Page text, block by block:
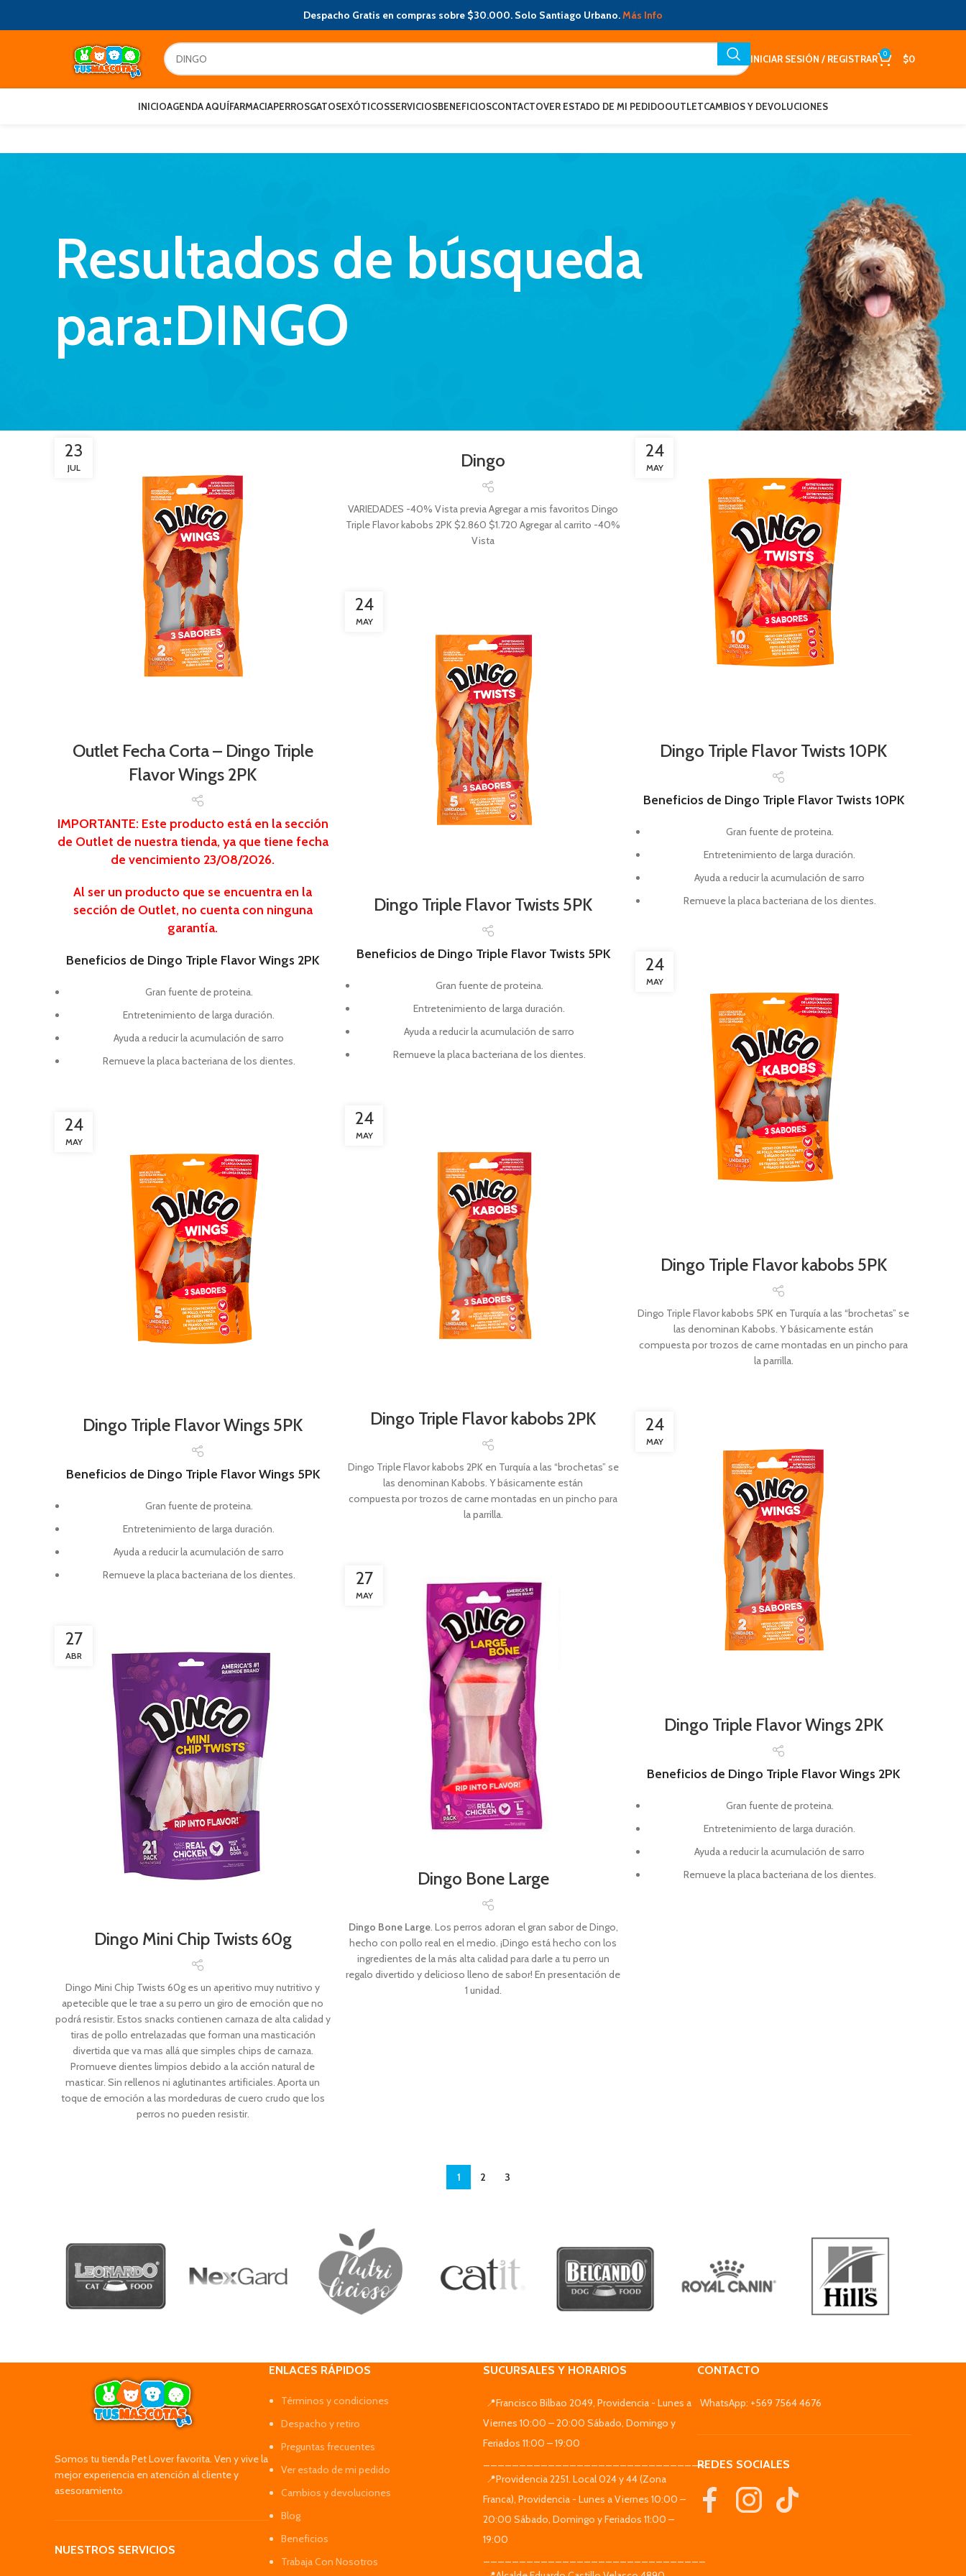
Despacho Gratis en compras sobre $30.000. Solo Santiago Urbano.Más Info
INICIAR SESIÓN / REGISTRAR 0 $0
INICIOAGENDA AQUÍFARMACIAPERROSGATOSEXÓTICOSSERVICIOSBENEFICIOSCONTACTOVER ESTADO DE MI PEDIDOOUTLETCAMBIOS Y DEVOLUCIONES
Resultados de búsqueda
para:DINGO
23
JUL
Outlet Fecha Corta – Dingo Triple
Flavor Wings 2PK
IMPORTANTE: Este producto está en la sección
de Outlet de nuestra tienda, ya que tiene fecha
de vencimiento 23/08/2026.
Al ser un producto que se encuentra en la
sección de Outlet, no cuenta con ninguna
garantía.
Beneficios de Dingo Triple Flavor Wings 2PK
Gran fuente de proteina.
Entretenimiento de larga duración.
Ayuda a reducir la acumulación de sarro
Remueve la placa bacteriana de los dientes.
Dingo
VARIEDADES -40% Vista previa Agregar a mis favoritos Dingo
Triple Flavor kabobs 2PK $2.860 $1.720 Agregar al carrito -40%
Vista
24
MAY
Dingo Triple Flavor Twists 10PK
Beneficios de Dingo Triple Flavor Twists 10PK
Gran fuente de proteina.
Entretenimiento de larga duración.
Ayuda a reducir la acumulación de sarro
Remueve la placa bacteriana de los dientes.
24
MAY
Dingo Triple Flavor Twists 5PK
Beneficios de Dingo Triple Flavor Twists 5PK
Gran fuente de proteina.
Entretenimiento de larga duración.
Ayuda a reducir la acumulación de sarro
Remueve la placa bacteriana de los dientes.
24
MAY
Dingo Triple Flavor kabobs 5PK
Dingo Triple Flavor kabobs 5PK en Turquía a las “brochetas” se
las denominan Kabobs. Y básicamente están
compuesta por trozos de carne montadas en un pincho para
la parrilla.
24
MAY
Dingo Triple Flavor kabobs 2PK
Dingo Triple Flavor kabobs 2PK en Turquía a las “brochetas” se
las denominan Kabobs. Y básicamente están
compuesta por trozos de carne montadas en un pincho para
la parrilla.
24
MAY
Dingo Triple Flavor Wings 5PK
Beneficios de Dingo Triple Flavor Wings 5PK
Gran fuente de proteina.
Entretenimiento de larga duración.
Ayuda a reducir la acumulación de sarro
Remueve la placa bacteriana de los dientes.
24
MAY
Dingo Triple Flavor Wings 2PK
Beneficios de Dingo Triple Flavor Wings 2PK
Gran fuente de proteina.
Entretenimiento de larga duración.
Ayuda a reducir la acumulación de sarro
Remueve la placa bacteriana de los dientes.
27
MAY
Dingo Bone Large
Dingo Bone Large. Los perros adoran el gran sabor de Dingo,
hecho con pollo real en el medio. ¡Dingo está hecho con los
ingredientes de la más alta calidad para darle a tu perro un
regalo divertido y delicioso lleno de sabor! En presentación de
1 unidad.
27
ABR
Dingo Mini Chip Twists 60g
Dingo Mini Chip Twists 60g es un aperitivo muy nutritivo y
apetecible que le trae a su perro un giro de emoción que no
podrá resistir. Estos snacks contienen carnaza de alta calidad y
tiras de pollo entrelazadas que forman una masticación
divertida que va mas allá que simples chips de carnaza.
Promueve dientes limpios debido a la acción natural de
masticar. Sin rellenos ni aglutinantes artificiales. Aporta un
toque de emoción a las mordeduras de cuero crudo que los
perros no pueden resistir.
1 2 3
Somos tu tienda Pet Lover favorita. Ven y vive la
mejor experiencia en atención al cliente y
asesoramiento
NUESTROS SERVICIOS
ENLACES RÁPIDOS
Términos y condiciones
Despacho y retiro
Preguntas frecuentes
Ver estado de mi pedido
Cambios y devoluciones
Blog
Beneficios
Trabaja Con Nosotros
SUCURSALES Y HORARIOS
📍Francisco Bilbao 2049, Providencia - Lunes a
Viernes 10:00 – 20:00 Sábado, Domingo y
Feriados 11:00 – 19:00
_______________________________
📍Providencia 2251. Local 024 y 44 (Zona
Franca), Providencia - Lunes a Viernes 10:00 –
20:00 Sábado, Domingo y Feriados 11:00 –
19:00
CONTACTO
WhatsApp: +569 7564 4676
REDES SOCIALES